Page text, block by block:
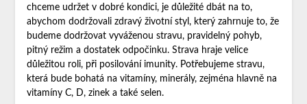
chceme udržet v dobré kondici, je důležité dbát na to,
abychom dodržovali zdravý životní styl, který zahrnuje to, že
budeme dodržovat vyváženou stravu, pravidelný pohyb,
pitný režim a dostatek odpočinku. Strava hraje velice
důležitou roli, při posilování imunity. Potřebujeme stravu,
která bude bohatá na vitamíny, minerály, zejména hlavně na
vitamíny C, D, zinek a také selen.